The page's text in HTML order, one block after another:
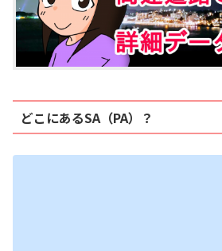
どこにあるSA（PA）？